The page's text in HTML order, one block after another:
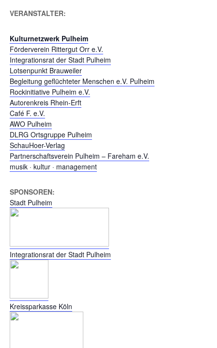
VERANSTALTER:
Kulturnetzwerk Pulheim
Förderverein Rittergut Orr e.V.
Integrationsrat der Stadt Pulheim
Lotsenpunkt Brauweiler
Begleitung geflüchteter Menschen e.V. Pulheim
Rockinitiative Pulheim e.V.
Autorenkreis Rhein-Erft
Café F. e.V.
AWO Pulheim
DLRG Ortsgruppe Pulheim
SchauHoer-Verlag
Partnerschaftsverein Pulheim – Fareham e.V.
musik · kultur · management
SPONSOREN:
Stadt Pulheim
Integrationsrat der Stadt Pulheim
Kreissparkasse Köln